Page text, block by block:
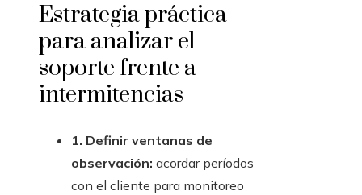
Estrategia práctica
para analizar el
soporte frente a
intermitencias
1. Definir ventanas de
observación: acordar períodos
con el cliente para monitoreo